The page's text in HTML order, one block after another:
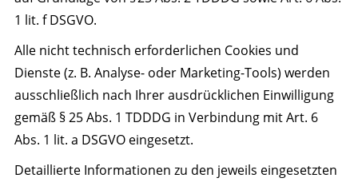
1 lit. f DSGVO.
Alle nicht technisch erforderlichen Cookies und
Dienste (z. B. Analyse- oder Marketing-Tools) werden
ausschließlich nach Ihrer ausdrücklichen Einwilligung
gemäß § 25 Abs. 1 TDDDG in Verbindung mit Art. 6
Abs. 1 lit. a DSGVO eingesetzt.
Detaillierte Informationen zu den jeweils eingesetzten